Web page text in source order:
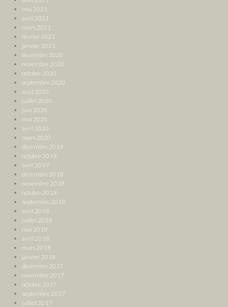
mai 2021
avril 2021
mars 2021
février 2021
janvier 2021
décembre 2020
novembre 2020
octobre 2020
septembre 2020
août 2020
juillet 2020
juin 2020
mai 2020
avril 2020
mars 2020
décembre 2019
octobre 2019
avril 2019
décembre 2018
novembre 2018
octobre 2018
septembre 2018
août 2018
juillet 2018
mai 2018
avril 2018
mars 2018
janvier 2018
décembre 2017
novembre 2017
octobre 2017
septembre 2017
juillet 2017